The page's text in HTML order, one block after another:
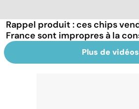
Rappel produit : ces chips
France sont impropres à la
Plus de vidéos